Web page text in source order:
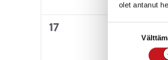
olet antanut
0
17
0
18